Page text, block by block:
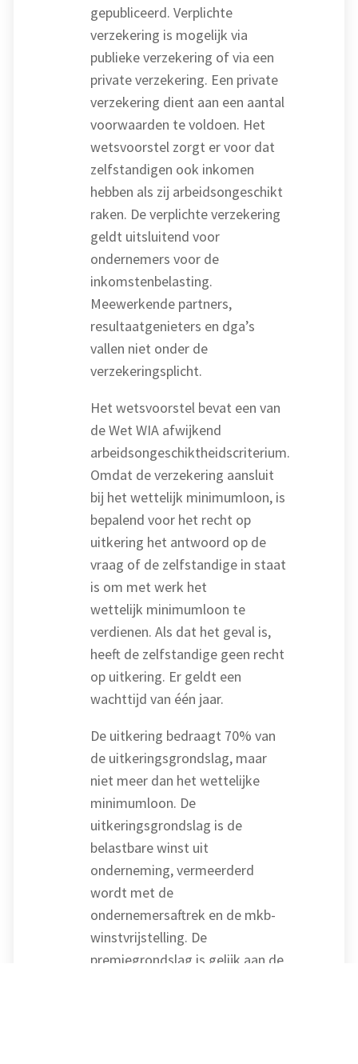
gepubliceerd. Verplichte
verzekering is mogelijk via
publieke verzekering of via een
private verzekering. Een private
verzekering dient aan een aantal
voorwaarden te voldoen. Het
wetsvoorstel zorgt er voor dat
zelfstandigen ook inkomen
hebben als zij arbeidsongeschikt
raken. De verplichte verzekering
geldt uitsluitend voor
ondernemers voor de
inkomstenbelasting.
Meewerkende partners,
resultaatgenieters en dga’s
vallen niet onder de
verzekeringsplicht.
Het wetsvoorstel bevat een van
de Wet WIA afwijkend
arbeidsongeschiktheidscriterium.
Omdat de verzekering aansluit
bij het wettelijk minimumloon, is
bepalend voor het recht op
uitkering het antwoord op de
vraag of de zelfstandige in staat
is om met werk het
wettelijk minimumloon te
verdienen. Als dat het geval is,
heeft de zelfstandige geen recht
op uitkering. Er geldt een
wachttijd van één jaar.
De uitkering bedraagt 70% van
de uitkeringsgrondslag, maar
niet meer dan het wettelijke
minimumloon. De
uitkeringsgrondslag is de
belastbare winst uit
onderneming, vermeerderd
wordt met de
ondernemersaftrek en de mkb-
winstvrijstelling. De
premiegrondslag is gelijk aan de